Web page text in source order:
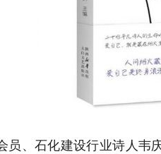
员、石化建设行业诗人韦